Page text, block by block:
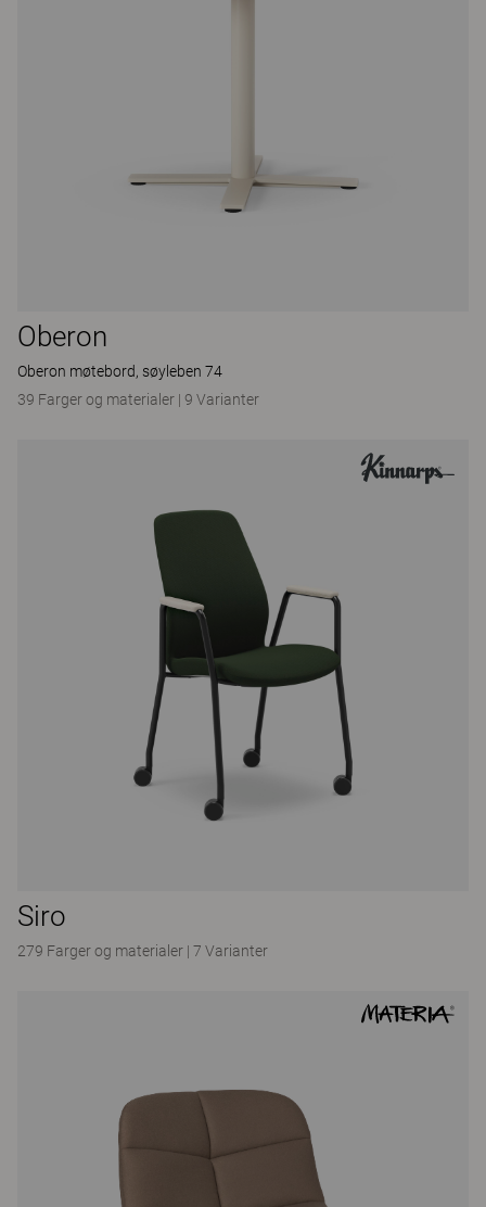
Oberon
Oberon møtebord, søyleben 74
39 Farger og materialer | 9 Varianter
Siro
279 Farger og materialer | 7 Varianter